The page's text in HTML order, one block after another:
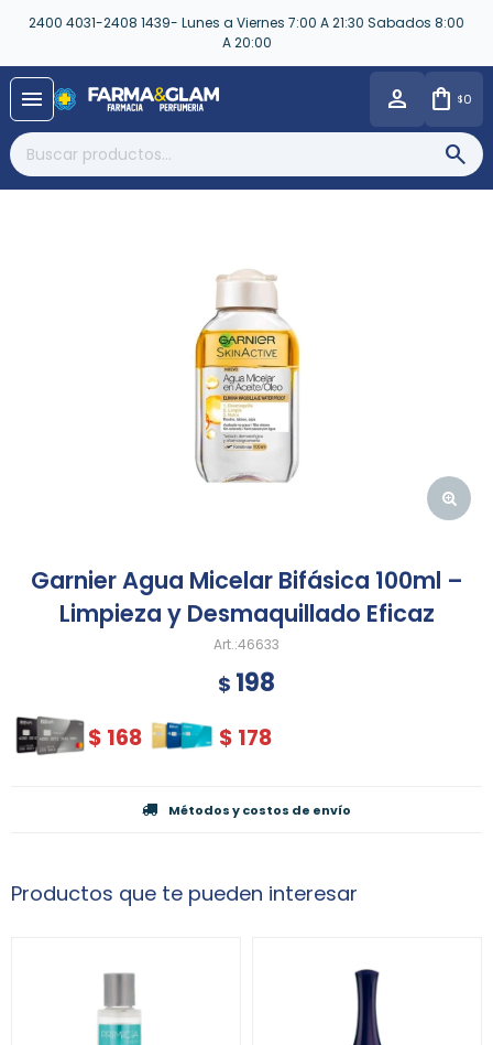
2400 4031-2408 1439- Lunes a Viernes 7:00 A 21:30 Sabados 8:00
A 20:00
menu $0
Garnier Agua Micelar Bifásica 100ml –
Limpieza y Desmaquillado Eficaz
46633
$ 198
$ 168 $ 178
Métodos y costos de envío
Productos que te pueden interesar